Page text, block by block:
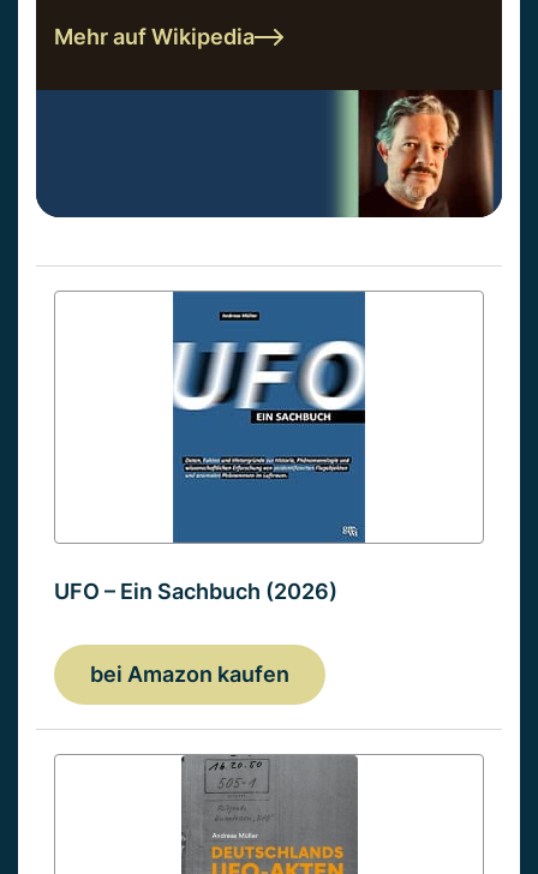
Mehr auf Wikipedia
UFO – Ein Sachbuch (2026)
bei Amazon kaufen